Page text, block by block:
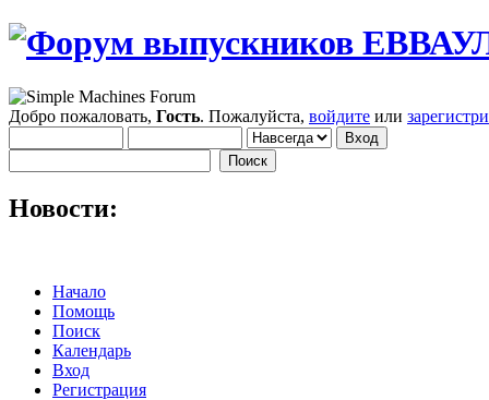
Добро пожаловать, Гость. Пожалуйста, войдите или
Новости:
Начало
Помощь
Поиск
Календарь
Вход
Регистрация